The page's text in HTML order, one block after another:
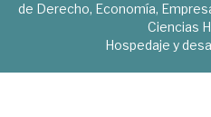
de Derecho, Economía,
Ciencias
Hospedaje y